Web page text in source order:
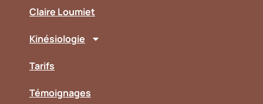
Claire Loumiet
Kinésiologie
Tarifs
Témoignages